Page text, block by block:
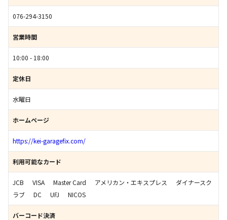
076-294-3150
営業時間
10:00 - 18:00
定休日
水曜日
ホームページ
https://kei-garagefix.com/
利用可能なカード
JCB VISA Master Card アメリカン・エキスプレス
ダイナースク
ラブ
DC UFJ NICOS
バーコード決済